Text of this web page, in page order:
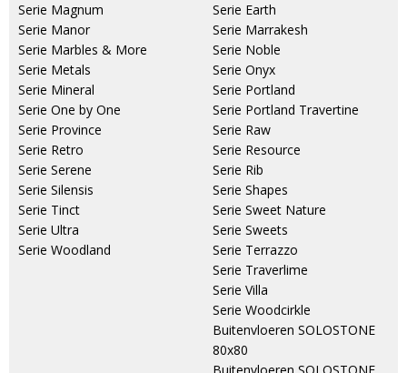
Serie Magnum
Serie Manor
Serie Marbles & More
Serie Metals
Serie Mineral
Serie One by One
Serie Province
Serie Retro
Serie Serene
Serie Silensis
Serie Tinct
Serie Ultra
Serie Woodland
Serie Earth
Serie Marrakesh
Serie Noble
Serie Onyx
Serie Portland
Serie Portland Travertine
Serie Raw
Serie Resource
Serie Rib
Serie Shapes
Serie Sweet Nature
Serie Sweets
Serie Terrazzo
Serie Traverlime
Serie Villa
Serie Woodcirkle
Buitenvloeren SOLOSTONE
80x80